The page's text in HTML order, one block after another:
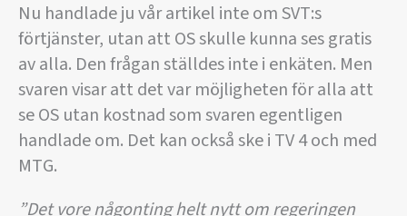
Nu handlade ju vår artikel inte om SVT:s
förtjänster, utan att OS skulle kunna ses gratis
av alla. Den frågan ställdes inte i enkäten. Men
svaren visar att det var möjligheten för alla att
se OS utan kostnad som svaren egentligen
handlade om. Det kan också ske i TV 4 och med
MTG.
”Det vore någonting helt nytt om regeringen